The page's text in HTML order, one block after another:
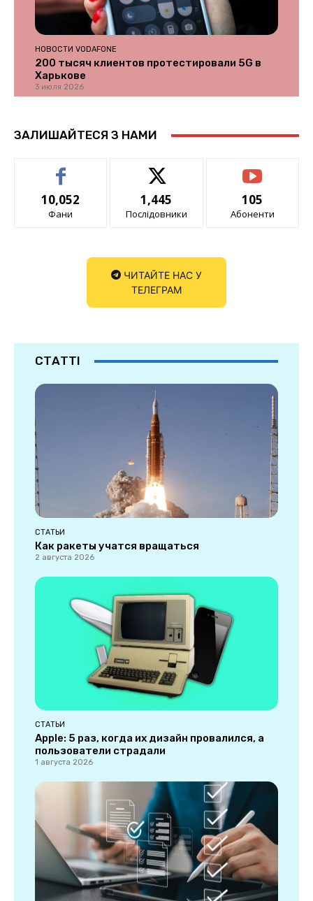
НОВОСТИ VODAFONE
200 тысяч клиентов протестировали 5G в
Харькове
3 июля 2026
ЗАЛИШАЙТЕСЯ З НАМИ
10,052
Фани
1,445
Послідовники
105
Абоненти
ЧИТАЙТЕ НАС У
ТЕЛЕГРАМ
СТАТТІ
СТАТЬИ
Как ракеты учатся вращаться
2 августа 2026
СТАТЬИ
Apple: 5 раз, когда их дизайн провалился, а
пользователи страдали
1 августа 2026